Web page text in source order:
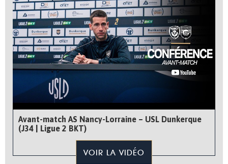
Avant-match AS Nancy-Lorraine – USL Dunkerque
(J34 | Ligue 2 BKT)
VOIR LA VIDÉO